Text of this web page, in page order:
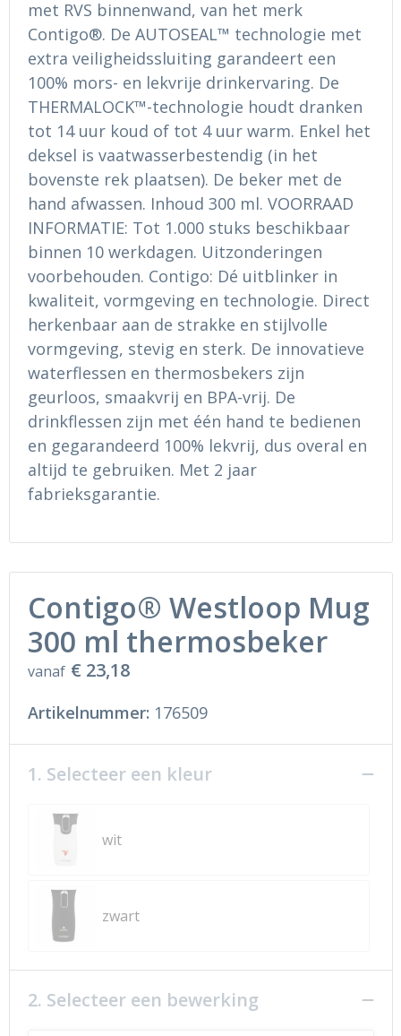
Ondergoed en Sokken
Regenkleding
Gereedschap
Schoenen
Hoofdbescherming
Gehoorbescherming
Ademhalingsbescherming
Sokken en Nachtkleding
Regenkleding
Schoenen
Gilets
met RVS binnenwand, van het merk
Contigo®. De AUTOSEAL™ technologie met
extra veiligheidssluiting garandeert een
100% mors- en lekvrije drinkervaring. De
THERMALOCK™-technologie houdt dranken
tot 14 uur koud of tot 4 uur warm. Enkel het
deksel is vaatwasserbestendig (in het
bovenste rek plaatsen). De beker met de
hand afwassen. Inhoud 300 ml. VOORRAAD
INFORMATIE: Tot 1.000 stuks beschikbaar
binnen 10 werkdagen. Uitzonderingen
voorbehouden. Contigo: Dé uitblinker in
kwaliteit, vormgeving en technologie. Direct
herkenbaar aan de strakke en stijlvolle
vormgeving, stevig en sterk. De innovatieve
waterflessen en thermosbekers zijn
geurloos, smaakvrij en BPA-vrij. De
drinkflessen zijn met één hand te bedienen
en gegarandeerd 100% lekvrij, dus overal en
altijd te gebruiken. Met 2 jaar
fabrieksgarantie.
Contigo® Westloop Mug
300 ml thermosbeker
vanaf € 23,18
Artikelnummer: 176509
1. Selecteer een kleur
wit
zwart
2. Selecteer een bewerking